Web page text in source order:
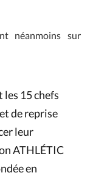
néanmoins sur
les 15 chefs
de reprise
leur
ATHLÉTIC
en